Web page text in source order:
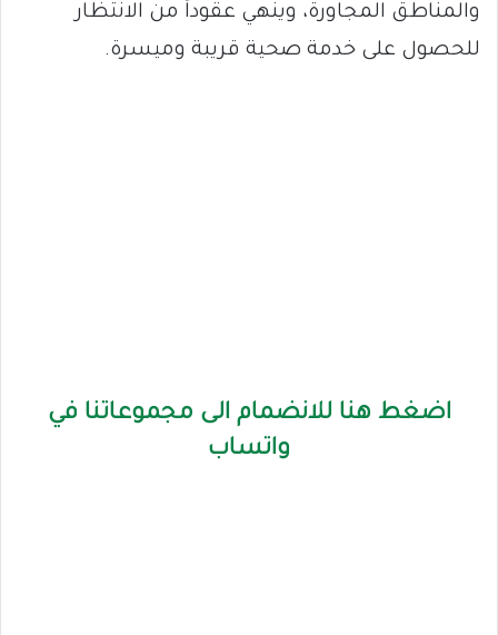
والمناطق المجاورة، وينهي عقوداً من الانتظار
للحصول على خدمة صحية قريبة وميسرة.
اضغط هنا للانضمام الى مجموعاتنا في
واتساب